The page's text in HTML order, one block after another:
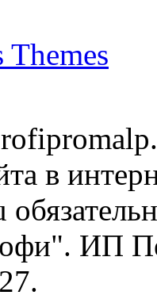
Themes
в
ИП